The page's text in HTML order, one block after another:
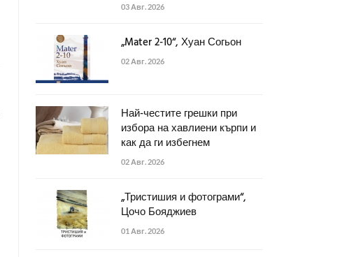
03 Авг. 2026
„Mater 2-10“, Хуан Согьон
02 Авг. 2026
Най-честите грешки при
избора на хавлиени кърпи и
как да ги избегнем
02 Авг. 2026
„Тристишия и фотограми“,
Цочо Бояджиев
01 Авг. 2026